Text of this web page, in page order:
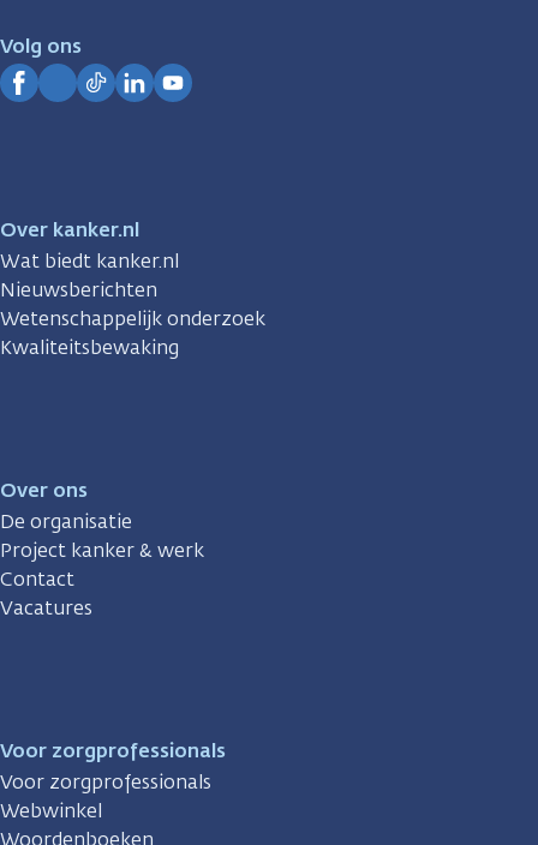
Volg ons
Over kanker.nl
Wat biedt kanker.nl
Nieuwsberichten
Wetenschappelijk onderzoek
Kwaliteitsbewaking
Over ons
De organisatie
Project kanker & werk
Contact
Vacatures
Voor zorgprofessionals
Voor zorgprofessionals
Webwinkel
Woordenboeken